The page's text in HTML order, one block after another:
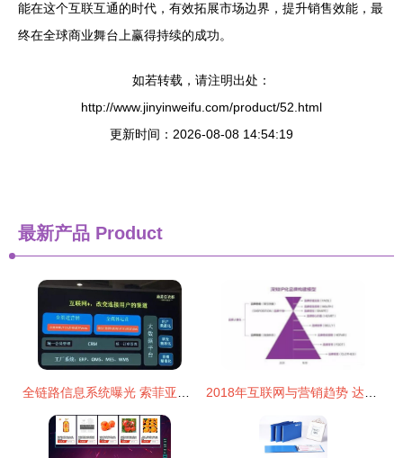
能在这个互联互通的时代，有效拓展市场边界，提升销售效能，最
终在全球商业舞台上赢得持续的成功。
如若转载，请注明出处：
http://www.jinyinweifu.com/product/52.html
更新时间：2026-08-08 14:54:19
最新产品 Product
全链路信息系统曝光 索菲亚诠释家居新零售和工业4.0 互联网销售 2018年互联网与营销趋势 达内网络营销培训视角下的新航道